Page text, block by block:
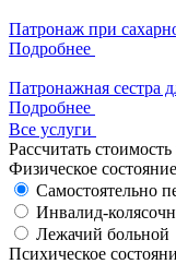
Патронаж при
Подробнее
Патронажная сестра
Подробнее
Все услуги
Рассчитать
Физическое состояние
Самостоятельно
Инвалид-
Лежачий больной
Психическое